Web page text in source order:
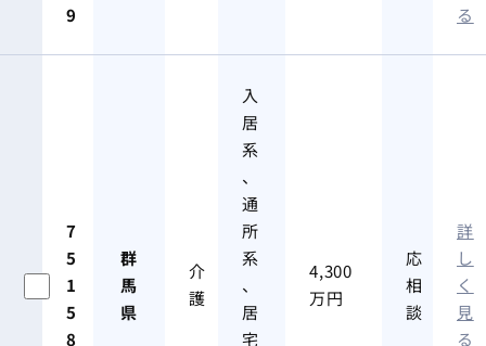
9
る
7
5
1
5
8
群
馬
県
介
護
入
居
系
、
通
所
系
、
居
宅
4,300
万円
応
相
談
詳
し
く
見
る